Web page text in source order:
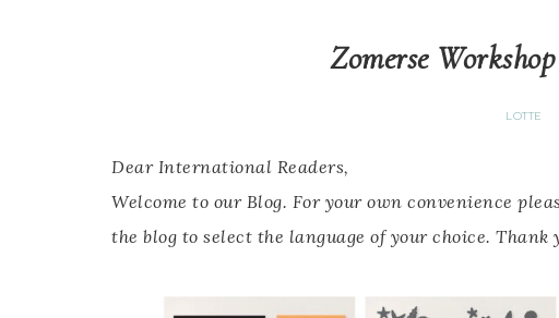
Zomerse
LOTTE
Dear International Readers,
Welcome to our Blog. For your own convenience
the blog to select the language of your choice. Thank